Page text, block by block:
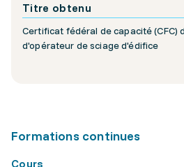
Titre obtenu
Certificat fédéral de capacité (CFC)
d'opérateur de sciage d'édifice
Formations continues
Cours